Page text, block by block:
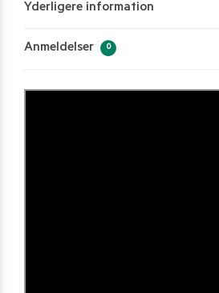
Yderligere information
Anmeldelser 0